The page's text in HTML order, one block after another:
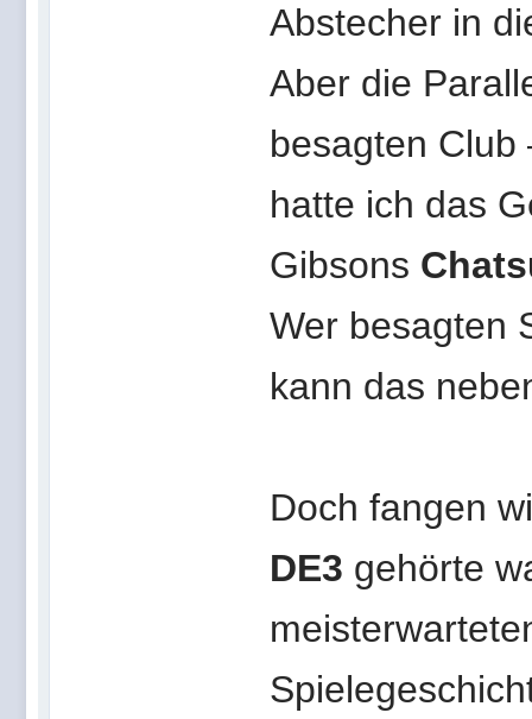
Abstecher in
Aber die
besagten
hatte ich das
Gibsons
Wer besagten
kann das
Doch fangen
DE3 gehörte